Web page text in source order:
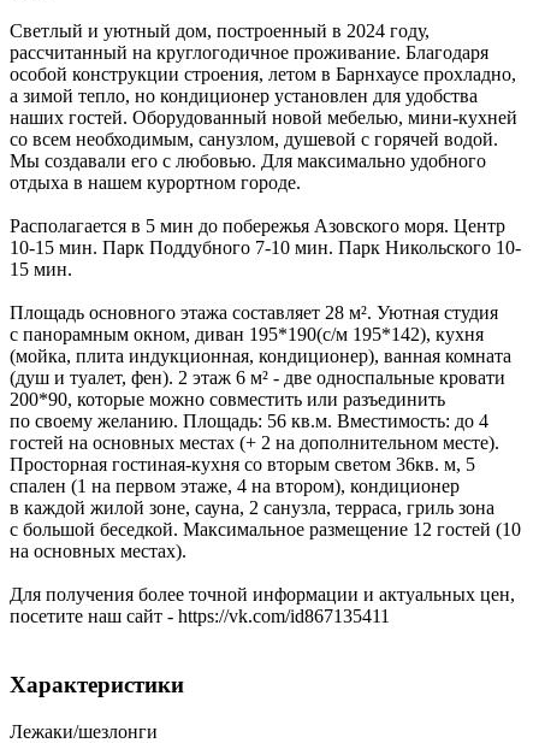
Светлый и уютный дом, построенный в 2024 году,
рассчитанный на круглогодичное проживание. Благодаря
особой конструкции строения, летом в Барнхаусе прохладно,
а зимой тепло, но кондиционер установлен для удобства
наших гостей. Оборудованный новой мебелью, мини-кухней
со всем необходимым, санузлом, душевой с горячей водой.
Мы создавали его с любовью. Для максимально удобного
отдыха в нашем курортном городе.
Располагается в 5 мин до побережья Азовского моря. Центр
10-15 мин. Парк Поддубного 7-10 мин. Парк Никольского 10-
15 мин.
Площадь основного этажа составляет 28 м². Уютная студия
с панорамным окном, диван 195*190(с/м 195*142), кухня
(мойка, плита индукционная, кондиционер), ванная комната
(душ и туалет, фен). 2 этаж 6 м² - две односпальные кровати
200*90, которые можно совместить или разъединить
по своему желанию. Площадь: 56 кв.м. Вместимость: до 4
гостей на основных местах (+ 2 на дополнительном месте).
Просторная гостиная-кухня со вторым светом 36кв. м, 5
спален (1 на первом этаже, 4 на втором), кондиционер
в каждой жилой зоне, сауна, 2 санузла, терраса, гриль зона
с большой беседкой. Максимальное размещение 12 гостей (10
на основных местах).
Для получения более точной информации и актуальных цен,
посетите наш сайт - https://vk.com/id867135411
Характеристики
Лежаки/шезлонги